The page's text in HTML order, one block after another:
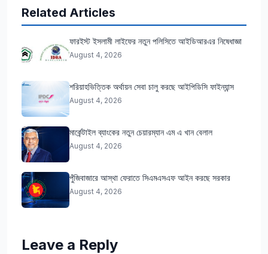
Related Articles
ফারইস্ট ইসলামী লাইফের নতুন পলিসিতে আইডিআরএর নিষেধাজ্ঞা
August 4, 2026
শরিয়াহভিত্তিক অর্থায়ন সেবা চালু করছে আইপিডিসি ফাইন্যান্স
August 4, 2026
মার্কেন্টাইল ব্যাংকের নতুন চেয়ারম্যান এম এ খান বেলাল
August 4, 2026
পুঁজিবাজারে আস্থা ফেরাতে সিএমএসএফ আইন করছে সরকার
August 4, 2026
Leave a Reply